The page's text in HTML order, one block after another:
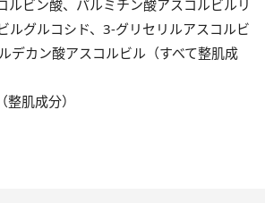
ビン酸、パルミチン酸アスコルビルリ
ルグルコシド、3-グリセリルアスコルビ
デカン酸アスコルビル（すべて整肌成
肌成分）